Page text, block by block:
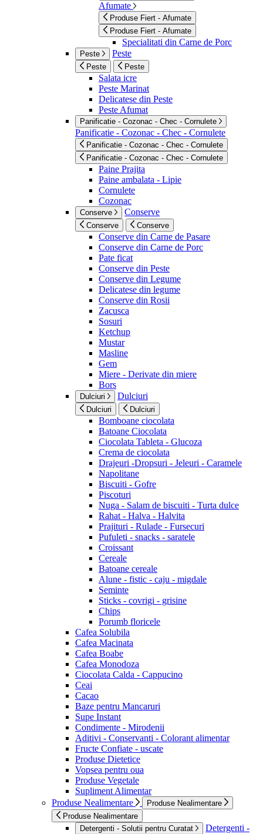
Afumate
Produse Fiert - Afumate
Produse Fiert - Afumate
Specialitati din Carne de Porc
Peste Peste
Peste Peste
Salata icre
Peste Marinat
Delicatese din Peste
Peste Afumat
Panificatie - Cozonac - Chec - Cornulete
Panificatie - Cozonac - Chec - Cornulete
Panificatie - Cozonac - Chec - Cornulete
Panificatie - Cozonac - Chec - Cornulete
Paine Prajita
Paine ambalata - Lipie
Cornulete
Cozonac
Conserve Conserve
Conserve Conserve
Conserve din Carne de Pasare
Conserve din Carne de Porc
Pate ficat
Conserve din Peste
Conserve din Legume
Delicatese din legume
Conserve din Rosii
Zacusca
Sosuri
Ketchup
Mustar
Masline
Gem
Miere - Derivate din miere
Bors
Dulciuri Dulciuri
Dulciuri Dulciuri
Bomboane ciocolata
Batoane Ciocolata
Ciocolata Tableta - Glucoza
Crema de ciocolata
Drajeuri -Dropsuri - Jeleuri - Caramele
Napolitane
Biscuiti - Gofre
Piscoturi
Nuga - Salam de biscuiti - Turta dulce
Rahat - Halva - Halvita
Prajituri - Rulade - Fursecuri
Pufuleti - snacks - saratele
Croissant
Cereale
Batoane cereale
Alune - fistic - caju - migdale
Seminte
Sticks - covrigi - grisine
Chips
Porumb floricele
Cafea Solubila
Cafea Macinata
Cafea Boabe
Cafea Monodoza
Ciocolata Calda - Cappucino
Ceai
Cacao
Baze pentru Mancaruri
Supe Instant
Condimente - Mirodenii
Aditivi - Conservanti - Colorant alimentar
Fructe Confiate - uscate
Produse Dietetice
Vopsea pentru oua
Produse Vegetale
Supliment Alimentar
Produse Nealimentare
Produse Nealimentare
Produse Nealimentare
Detergenti - Solutii pentru Curatat
Detergenti -